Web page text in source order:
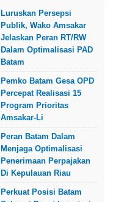
Luruskan Persepsi
Publik, Wako Amsakar
Jelaskan Peran RT/RW
Dalam Optimalisasi PAD
Batam
Pemko Batam Gesa OPD
Percepat Realisasi 15
Program Prioritas
Amsakar-Li
Peran Batam Dalam
Menjaga Optimalisasi
Penerimaan Perpajakan
Di Kepulauan Riau
Perkuat Posisi Batam